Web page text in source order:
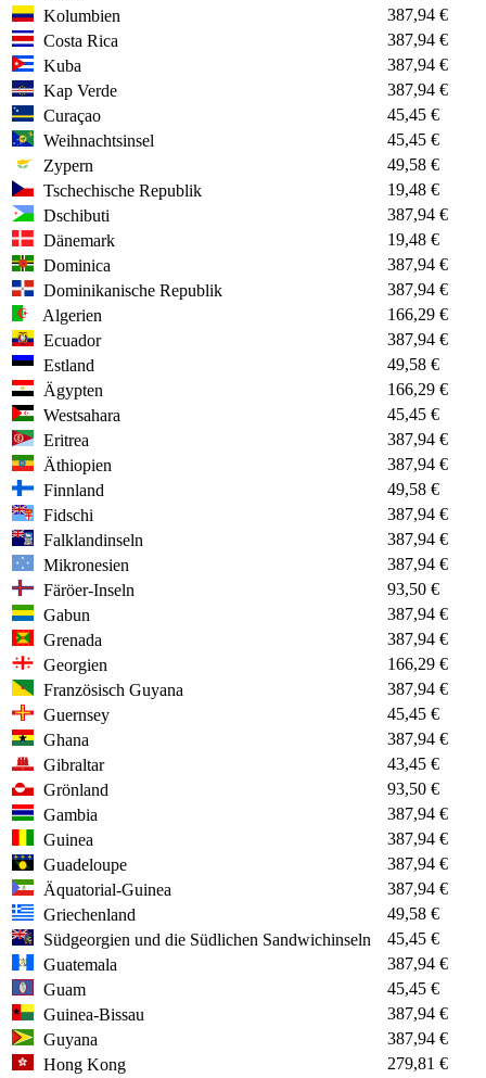
Kolumbien
387,94 €
Costa Rica
387,94 €
Kuba
387,94 €
Kap Verde
387,94 €
Curaçao
45,45 €
Weihnachtsinsel
45,45 €
Zypern
49,58 €
Tschechische Republik
19,48 €
Dschibuti
387,94 €
Dänemark
19,48 €
Dominica
387,94 €
Dominikanische Republik
387,94 €
Algerien
166,29 €
Ecuador
387,94 €
Estland
49,58 €
Ägypten
166,29 €
Westsahara
45,45 €
Eritrea
387,94 €
Äthiopien
387,94 €
Finnland
49,58 €
Fidschi
387,94 €
Falklandinseln
387,94 €
Mikronesien
387,94 €
Färöer-Inseln
93,50 €
Gabun
387,94 €
Grenada
387,94 €
Georgien
166,29 €
Französisch Guyana
387,94 €
Guernsey
45,45 €
Ghana
387,94 €
Gibraltar
43,45 €
Grönland
93,50 €
Gambia
387,94 €
Guinea
387,94 €
Guadeloupe
387,94 €
Äquatorial-Guinea
387,94 €
Griechenland
49,58 €
Südgeorgien und die Südlichen Sandwichinseln
45,45 €
Guatemala
387,94 €
Guam
45,45 €
Guinea-Bissau
387,94 €
Guyana
387,94 €
Hong Kong
279,81 €